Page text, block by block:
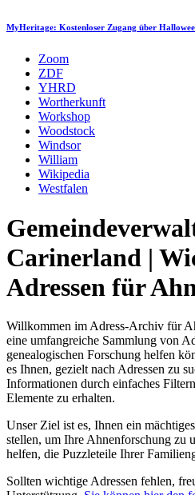
MyHeritage: Kostenloser Zugang über
Zoom
ZDF
YHRD
Wortherkunft
Workshop
Woodstock
Windsor
William
Wikipedia
Westfalen
Carinerland |
Adressen für
Willkommen im Adress-Archiv für
eine umfangreiche Sammlung von
genealogischen Forschung helfen
es Ihnen, gezielt nach Adressen zu
Informationen durch einfaches
Elemente zu erhalten.
Unser Ziel ist es, Ihnen ein
stellen, um Ihre Ahnenforschung zu
helfen, die Puzzleteile Ihrer
Sollten wichtige Adressen fehlen,